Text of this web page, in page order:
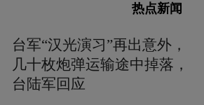
热点新闻
台军“汉光演习”再出意外，
几十枚炮弹运输途中掉落，
台陆军回应